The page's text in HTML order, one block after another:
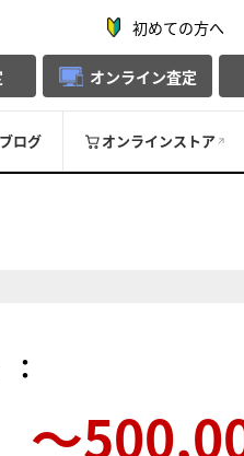
初めての方へ
オンライン査定
ブログ オンラインストア
〜